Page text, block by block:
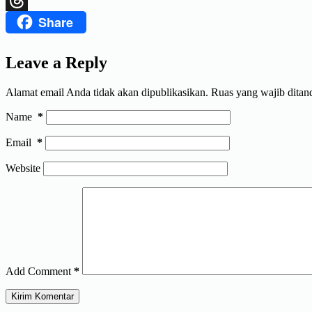
ThreadsShare
Leave a Reply
Alamat email Anda tidak akan dipublikasikan. Ruas yang wajib
Name *
Email *
Website
Add Comment *
Kirim Komentar